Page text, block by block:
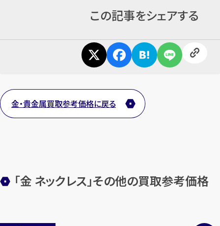
この記事をシェアする
金・貴金属買取参考価格に戻る
「金 ネックレス」その他の買取参考価格